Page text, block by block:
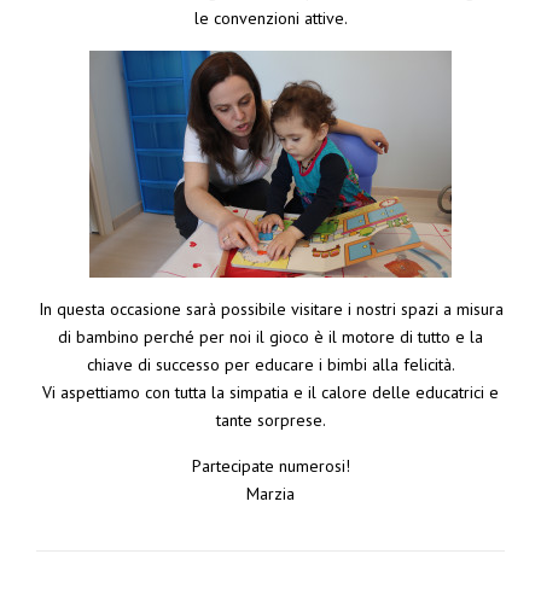
le convenzioni attive.
In questa occasione sarà possibile visitare i nostri spazi a misura
di bambino perché per noi il gioco è il motore di tutto e la
chiave di successo per educare i bimbi alla felicità.
Vi aspettiamo con tutta la simpatia e il calore delle educatrici e
tante sorprese.
Partecipate numerosi!
Marzia